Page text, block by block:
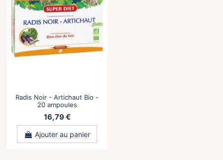
Radis Noir - Artichaut Bio -
20 ampoules
16,79 €
Ajouter au panier